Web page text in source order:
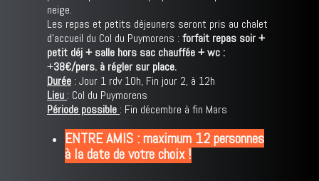
neige.
Les repas et petits déjeuners seront pris au chalet
d'accueil du Col du Puymorens : forfait repas soir +
petit déj + salle hors sac chauffée + wc :
+38€/pers. à régler sur place.
Durée : Jour 1 rdv 10h, Fin jour 2, à 12h
Lieu : Col du Puymorens
Période possible : Fin décembre à fin Mars
ENTRE AMIS : maximum 12 personnes
à la date de votre choix !